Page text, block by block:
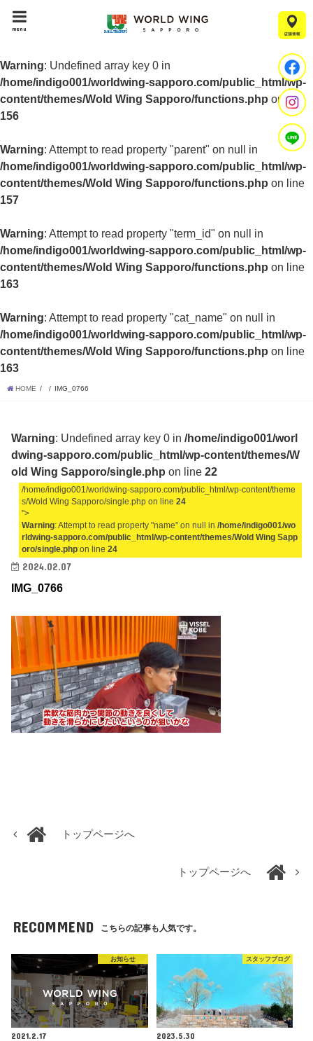
menu
Warning: Undefined array key 0 in
/home/indigo001/worldwing-sapporo.com/public_html/wp-
content/themes/Wold Wing Sapporo/functions.php on line
156
Warning: Attempt to read property "parent" on null in
/home/indigo001/worldwing-sapporo.com/public_html/wp-
content/themes/Wold Wing Sapporo/functions.php on line
157
Warning: Attempt to read property "term_id" on null in
/home/indigo001/worldwing-sapporo.com/public_html/wp-
content/themes/Wold Wing Sapporo/functions.php on line
163
Warning: Attempt to read property "cat_name" on null in
/home/indigo001/worldwing-sapporo.com/public_html/wp-
content/themes/Wold Wing Sapporo/functions.php on line
163
HOME IMG_0766
Warning: Undefined array key 0 in/home/indigo001/worl
dwing-sapporo.com/public_html/wp-content/themes/W
old Wing Sapporo/single.php on line22
/home/indigo001/worldwing-sapporo.com/public_html/wp-content/theme
s/Wold Wing Sapporo/single.php on line24
">
Warning: Attempt to read property "name" on null in/home/indigo001/wo
rldwing-sapporo.com/public_html/wp-content/themes/Wold Wing Sapp
oro/single.php on line24
2024.02.07
IMG_0766
トップページへ
トップページへ
RECOMMEND こちらの記事も人気です。
お知らせ
2021.2.17
スタッフブログ
2023.5.30